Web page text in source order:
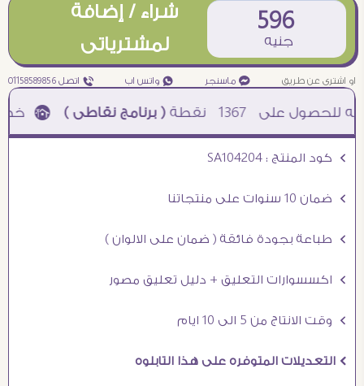
596
جنيه
شراء / إضافة
لمشترياتى
او اشترى عن طريق ¥ ماسنجر ₧ واتس اب ƒ اتصل 01158589856
1367 نقطة( برنامج نقاطى )à خصم 5% للعملاء الجدد à شحن مجانى عند الشراء ب 4000 جنيه à
Ö كود المنتج : SA104204
Ö ضمان 10 سنوات على منتجاتنا
Ö طباعة بجودة فائقة ( ضمان على الالوان )
Ö اكسسوارات التعليق + دليل تعليق مصور
Ö وقت الانتاج من 5 الى 10 ايام
Ö التعديلات المتوفره على هذا التابلوه